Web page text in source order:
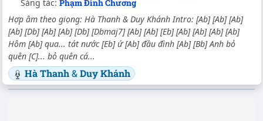
Sáng tác: Phạm Đình Chương
Hợp âm theo giọng: Hà Thanh & Duy Khánh Intro: [Ab] [Ab] [Ab]
[Ab] [Db] [Ab] [Ab] [Db] [Dbmaj7] [Ab] [Ab] [Eb] [Ab] [Ab] [Ab] [Ab]
Hôm [Ab] qua... tát nước [Eb] ứ [Ab] đầu đình [Ab] [Bb] Anh bỏ
quên [C]... bỏ quên cá...
Hà Thanh&Duy Khánh